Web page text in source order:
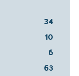
34
10
6
63